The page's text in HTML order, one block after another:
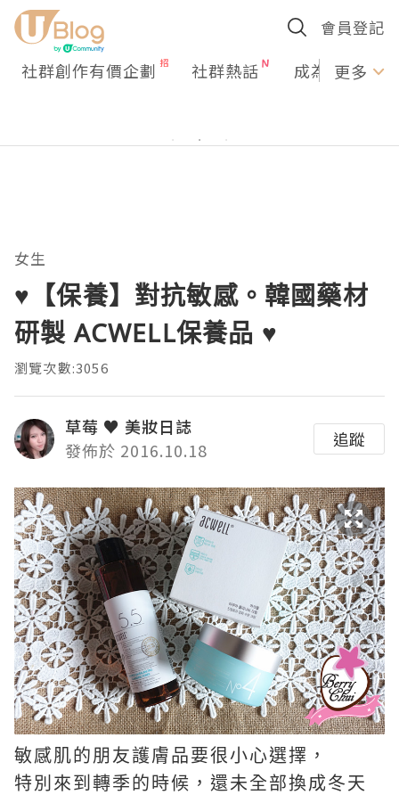
會員登記
社群創作有價企劃 社群熱話 成為U更多
女生
♥【保養】對抗敏感。韓國藥材
研製 ACWELL保養品 ♥
瀏覽次數:3056
草莓 ♥ 美妝日誌
發佈於 2016.10.18
追蹤
敏感肌的朋友護膚品要很小心選擇，
特別來到轉季的時候，還未全部換成冬天